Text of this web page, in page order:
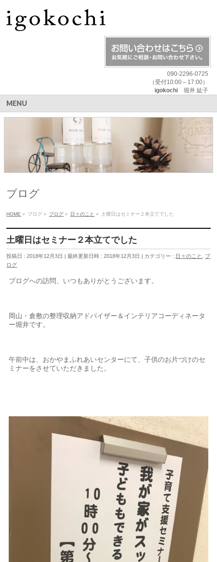
090-2296-0725
（受付10:00～17:00）
igokochi堀井 紘子
MENU
ブログ
HOME » ブログ » ブログ » 日々のこと » 土曜日はセミナー２本立てでした
土曜日はセミナー２本立てでした
投稿日 : 2018年12月3日 最終更新日時 : 2018年12月3日 カテゴリー : 日々のこと
ブ
ログ
ブログへの訪問、いつもありがとうございます。
岡山・倉敷の整理収納アドバイザー＆インテリアコーディネータ
ー堀井です。
午前中は、おかやまふれあいセンターにて、子供のお片づけのセ
ミナーをさせていただきました。